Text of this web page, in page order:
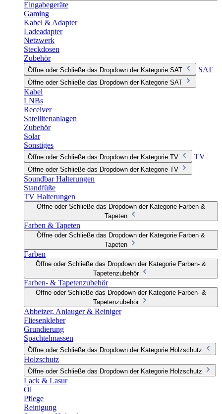
Eingabegeräte
Gaming
Kabel & Adapter
Ladeadapter
Netzwerk
Steckdosen
Zubehör
Öffne oder Schließe das Dropdown der Kategorie SAT SAT
Öffne oder Schließe das Dropdown der Kategorie SAT
Kabel
LNBs
Receiver
Satellitenanlagen
Zubehör
Solar
Sonstiges
Öffne oder Schließe das Dropdown der Kategorie TV TV
Öffne oder Schließe das Dropdown der Kategorie TV
Soundbar Halterungen
Standfüße
TV Halterungen
Öffne oder Schließe das Dropdown der Kategorie Farben &
Tapeten
Farben & Tapeten
Öffne oder Schließe das Dropdown der Kategorie Farben &
Tapeten
Farben
Öffne oder Schließe das Dropdown der Kategorie Farben- &
Tapetenzubehör
Farben- & Tapetenzubehör
Öffne oder Schließe das Dropdown der Kategorie Farben- &
Tapetenzubehör
Abbeizer, Anlauger & Reiniger
Fliesenkleber
Grundierung
Spachtelmassen
Öffne oder Schließe das Dropdown der Kategorie Holzschutz
Holzschutz
Öffne oder Schließe das Dropdown der Kategorie Holzschutz
Lack & Lasur
Öl
Pflege
Reinigung